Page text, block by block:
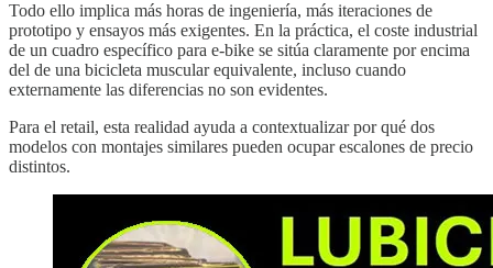
Todo ello implica más horas de ingeniería, más iteraciones de
prototipo y ensayos más exigentes. En la práctica, el coste industrial
de un cuadro específico para e-bike se sitúa claramente por encima
del de una bicicleta muscular equivalente, incluso cuando
externamente las diferencias no son evidentes.
Para el retail, esta realidad ayuda a contextualizar por qué dos
modelos con montajes similares pueden ocupar escalones de precio
distintos.